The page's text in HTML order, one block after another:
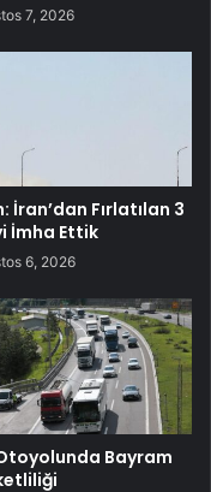
7, 2026
İran’dan Fırlatılan 3
İmha Ettik
6, 2026
Bayram